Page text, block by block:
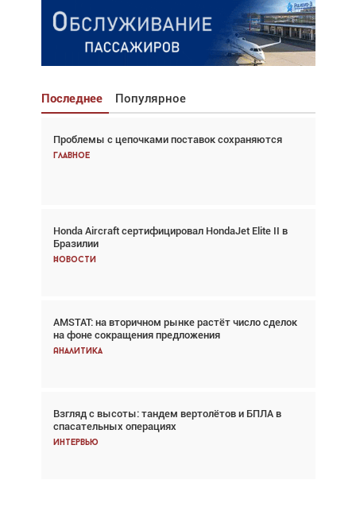
Последнее Популярное
Проблемы с цепочками поставок сохраняются
Главное
Honda Aircraft сертифицировал HondaJet Elite II в
Бразилии
Новости
AMSTAT: на вторичном рынке растёт число сделок
на фоне сокращения предложения
Аналитика
Взгляд с высоты: тандем вертолётов и БПЛА в
спасательных операциях
Интервью
Взгляд с высоты: тандем вертолётов и БПЛА в
спасательных операциях
Авиационный фотограф Дэйв Кох: «Фотография
говорит сама за себя... а ИИ всё портит»
Новости
Проблемы с цепочками поставок сохраняются
Аналитика
Частный самолёт – это актив. Подходите к
покупке соответствующим образом
Интервью